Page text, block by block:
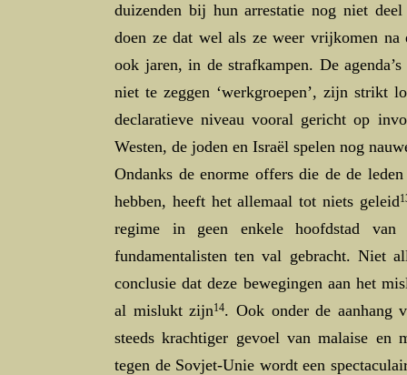
duizenden bij hun arrestatie nog niet
doen ze dat wel als ze weer vrijkomen
ook jaren, in de strafkampen. De
niet te zeggen ‘werkgroepen’, zijn strikt
declaratieve niveau vooral gericht op
Westen, de joden en Israël spelen nog
Ondanks de enorme offers die de de
hebben, heeft het allemaal tot niets geleid
regime in geen enkele hoofdstad
fundamentalisten ten val gebracht. Niet
conclusie dat deze bewegingen aan het
al mislukt zijn14. Ook onder de aanhang
steeds krachtiger gevoel van malaise en
tegen de Sovjet-Unie wordt een